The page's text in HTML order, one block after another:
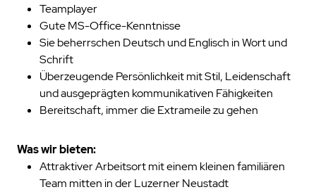
Teamplayer
Gute MS-Office-Kenntnisse
Sie beherrschen Deutsch und Englisch in Wort und
Schrift
Überzeugende Persönlichkeit mit Stil, Leidenschaft
und ausgeprägten kommunikativen Fähigkeiten
Bereitschaft, immer die Extrameile zu gehen
Was wir bieten:
Attraktiver Arbeitsort mit einem kleinen familiären
Team mitten in der Luzerner Neustadt